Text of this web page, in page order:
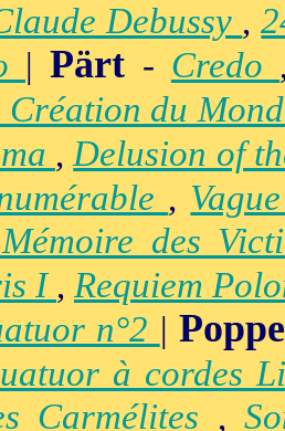
Debussy ,
|Pärt - Credo
Création du
,Delusion of
,
des
I , Requiem
n°2 |Poppe
à cordes
Carmélites ,